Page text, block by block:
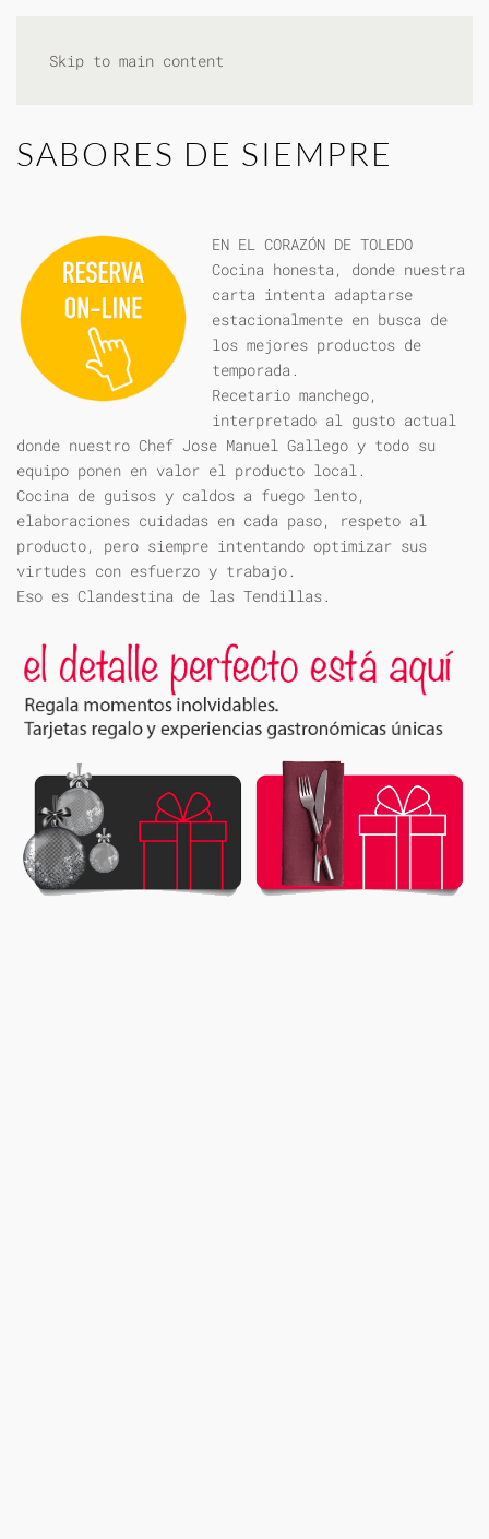
Skip to main content
SABORES DE SIEMPRE
EN EL CORAZÓN DE TOLEDO
Cocina honesta, donde nuestra
carta intenta adaptarse
estacionalmente en busca de
los mejores productos de
temporada.
Recetario manchego,
interpretado al gusto actual
donde nuestro Chef Jose Manuel Gallego y todo su
equipo ponen en valor el producto local.
Cocina de guisos y caldos a fuego lento,
elaboraciones cuidadas en cada paso, respeto al
producto, pero siempre intentando optimizar sus
virtudes con esfuerzo y trabajo.
Eso es Clandestina de las Tendillas.